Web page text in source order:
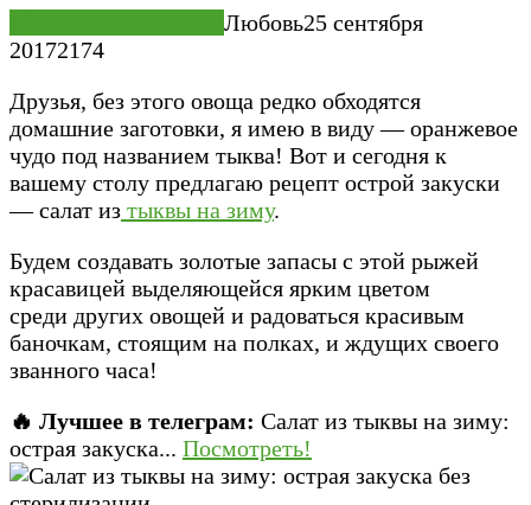
Любовь25 сентября
20172174
Друзья, без этого овоща редко обходятся
домашние заготовки, я имею в виду — оранжевое
чудо под названием тыква! Вот и сегодня к
вашему столу предлагаю рецепт острой закуски
— салат из тыквы на зиму.
Будем создавать золотые запасы с этой рыжей
красавицей выделяющейся ярким цветом
среди других овощей и радоваться красивым
баночкам, стоящим на полках, и ждущих своего
званного часа!
🔥 Лучшее в телеграм: Салат из тыквы на зиму:
острая закуска... Посмотреть!